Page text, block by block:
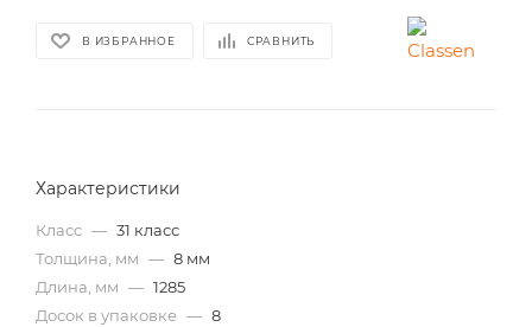
В ИЗБРАННОЕ СРАВНИТЬ
Характеристики
Класс — 31 класс
Толщина, мм — 8 мм
Длина, мм — 1285
Досок в упаковке — 8